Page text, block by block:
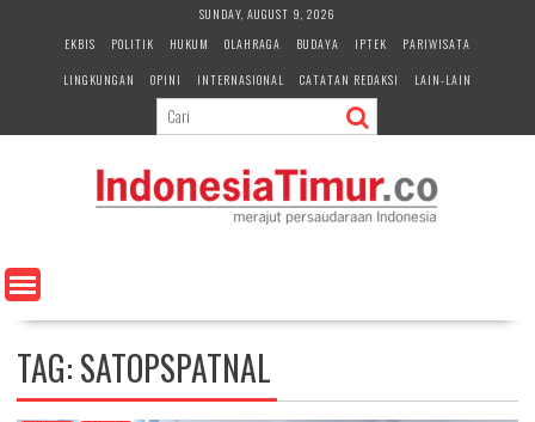
e
n
SUNDAY, AUGUST 9, 2026
EKBIS
POLITIK HUKUM OLAHRAGA BUDAYA IPTEK
PARIWISATA
LINGKUNGAN
OPINI INTERNASIONAL CATATAN REDAKSI LAIN-LAIN
TAG:SATOPSPATNAL